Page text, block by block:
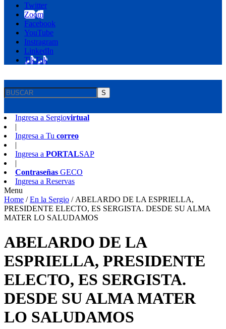
Twitter
Zoom
Facebook
YouTube
Instragram
LinkedIn
TikTok
S
Ingresa a Sergiovirtual
|
Ingresa a Tu correo
|
Ingresa a PORTALSAP
|
Contraseñas GECO
Ingresa a Reservas
Menu
Home /En la Sergio / ABELARDO DE LA ESPRIELLA,
PRESIDENTE ELECTO, ES SERGISTA. DESDE SU ALMA
MATER LO SALUDAMOS
ABELARDO DE LA
ESPRIELLA, PRESIDENTE
ELECTO, ES SERGISTA.
DESDE SU ALMA MATER
LO SALUDAMOS